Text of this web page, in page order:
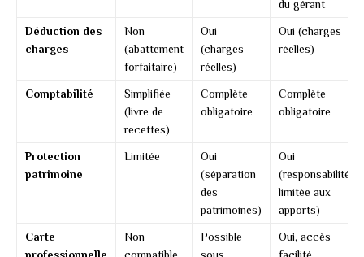
du gérant
Déduction des
charges
Non
(abattement
forfaitaire)
Oui
(charges
réelles)
Oui (charges
réelles)
Comptabilité
Simplifiée
(livre de
recettes)
Complète
obligatoire
Complète
obligatoire
Protection
patrimoine
Limitée
Oui
(séparation
des
patrimoines)
Oui
(responsabilité
limitée aux
apports)
Carte
Non
Possible
Oui, accès